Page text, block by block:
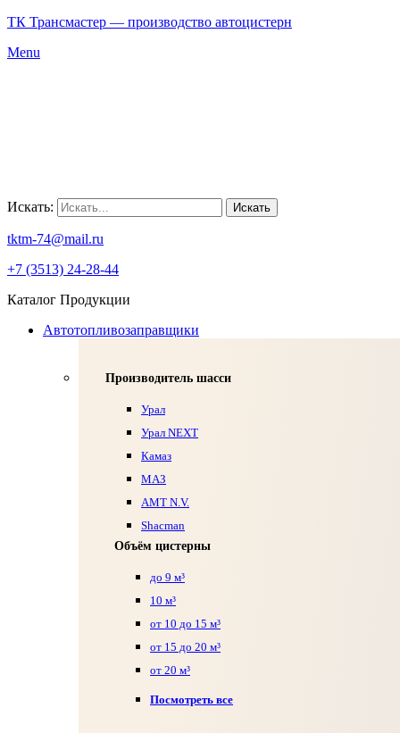
ТК Трансмастер — производство автоцистерн
Menu
Искать: Искать
tktm-74@mail.ru
+7 (3513) 24-28-44
Каталог Продукции
Автотопливозаправщики
Производитель шасси
Урал
Урал NEXT
Камаз
МАЗ
AMT N.V.
Shacman
Объём цистерны
до 9 м³
10 м³
от 10 до 15 м³
от 15 до 20 м³
от 20 м³
Посмотреть все